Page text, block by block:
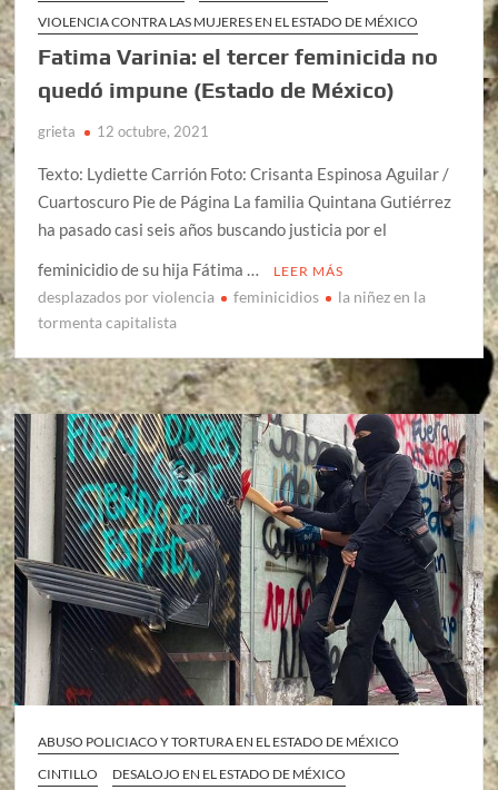
VIOLENCIA CONTRA LAS MUJERES EN EL ESTADO DE MÉXICO
Fatima Varinia: el tercer feminicida no
quedó impune (Estado de México)
grieta 12 octubre, 2021
Texto: Lydiette Carrión Foto: Crisanta Espinosa Aguilar /
Cuartoscuro Pie de Página La familia Quintana Gutiérrez
ha pasado casi seis años buscando justicia por el
feminicidio de su hija Fátima …
LEER MÁS
desplazados por violencia feminicidios
la niñez en la
tormenta capitalista
ABUSO POLICIACO Y TORTURA EN EL ESTADO DE MÉXICO
CINTILLO
DESALOJO EN EL ESTADO DE MÉXICO